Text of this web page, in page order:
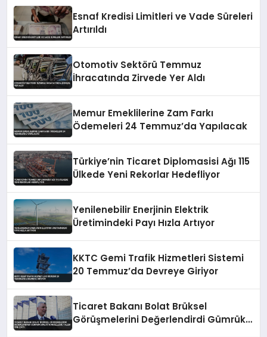
Esnaf Kredisi Limitleri ve Vade Süreleri
Artırıldı
Otomotiv Sektörü Temmuz
İhracatında Zirvede Yer Aldı
Memur Emeklilerine Zam Farkı
Ödemeleri 24 Temmuz’da Yapılacak
Türkiye’nin Ticaret Diplomasisi Ağı 115
Ülkede Yeni Rekorlar Hedefliyor
Yenilenebilir Enerjinin Elektrik
Üretimindeki Payı Hızla Artıyor
KKTC Gemi Trafik Hizmetleri Sistemi
20 Temmuz’da Devreye Giriyor
Ticaret Bakanı Bolat Brüksel
Görüşmelerini Değerlendirdi Gümrük